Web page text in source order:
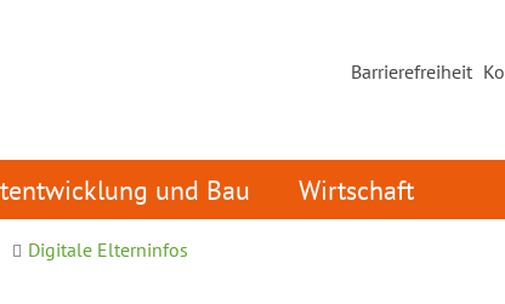
Barrierefreiheit
und Bau Wirtschaft
Digitale Elterninfos